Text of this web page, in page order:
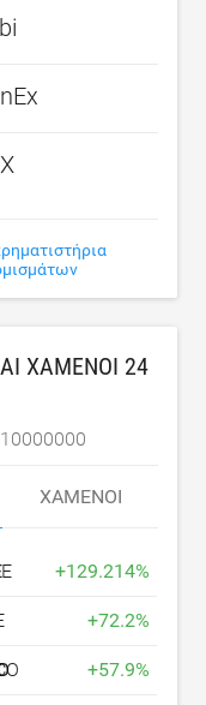
ΧΑΜΈΝΟΙ 24
10000000
ΧΑΜΈΝΟΙ
+129.214%
+72.2%
+57.9%